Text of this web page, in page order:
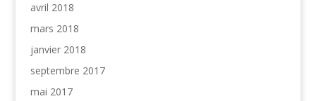
avril 2018
mars 2018
janvier 2018
septembre 2017
mai 2017